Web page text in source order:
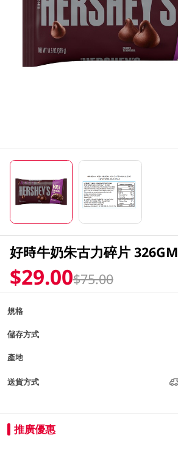
好時牛奶朱古力碎片 326GM
$29.00$75.00
規格
儲存方式
產地
送貨方式
推廣優惠